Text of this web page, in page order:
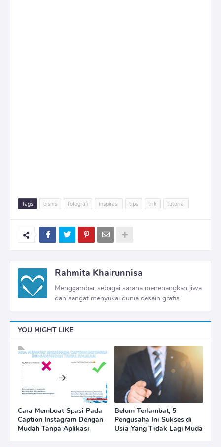
Tags bisnis fotografi inspirasi tips trik tutorial
Rahmita Khairunnisa
Menggambar sebagai sarana menenangkan jiwa
dan sangat menyukai dunia desain grafis
YOU MIGHT LIKE
Cara Membuat Spasi Pada
Caption Instagram Dengan
Mudah Tanpa Aplikasi
Belum Terlambat, 5
Pengusaha Ini Sukses di
Usia Yang Tidak Lagi Muda